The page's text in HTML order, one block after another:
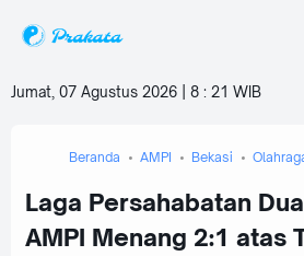
Jumat, 07 Agustus 2026 | 8 : 21 WIB
Beranda AMPI Bekasi
Laga Persahabatan
AMPI Menang 2:1 atas